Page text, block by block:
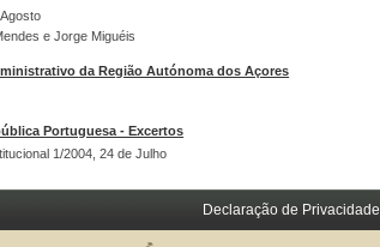
e Jorge Miguéis
da Região Autónoma dos Açores
Portuguesa - Excertos
1/2004, 24 de Julho
Declaração de Privacidade